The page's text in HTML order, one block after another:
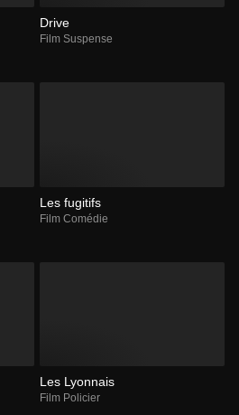
Drive
Film Suspense
Les fugitifs
Film Comédie
Les Lyonnais
Film Policier